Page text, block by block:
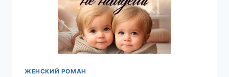
ЖЕНСКИЙ РОМАН